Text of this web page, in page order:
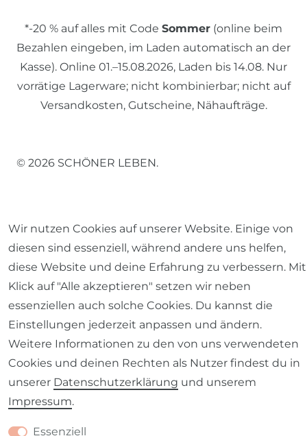
*-20 % auf alles mit Code Sommer (online beim
Bezahlen eingeben, im Laden automatisch an der
Kasse). Online 01.–15.08.2026, Laden bis 14.08. Nur
vorrätige Lagerware; nicht kombinierbar; nicht auf
Versandkosten, Gutscheine, Nähaufträge.
© 2026 SCHÖNER LEBEN.
Barrierefreiheitserklärung Widerrufs­recht
VERTRAG WIDERRUFEN
Wir nutzen Cookies auf unserer Website. Einige von
diesen sind essenziell, während andere uns helfen,
diese Website und deine Erfahrung zu verbessern. Mit
Klick auf "Alle akzeptieren" setzen wir neben
essenziellen auch solche Cookies. Du kannst die
Einstellungen jederzeit anpassen und ändern.
Weitere Informationen zu den von uns verwendeten
Cookies und deinen Rechten als Nutzer findest du in
unserer Daten­schutz­erklärung und unserem
Impressum.
Essenziell